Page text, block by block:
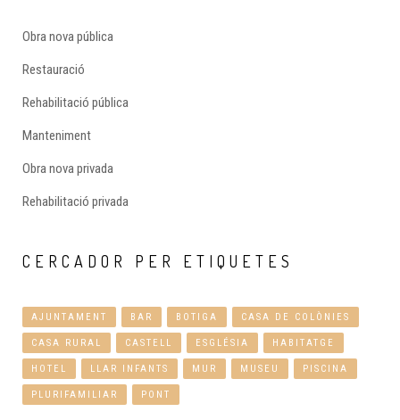
Obra nova pública
Restauració
Rehabilitació pública
Manteniment
Obra nova privada
Rehabilitació privada
CERCADOR PER ETIQUETES
AJUNTAMENT BAR BOTIGA CASA DE COLÒNIES
CASA RURAL CASTELL ESGLÉSIA HABITATGE
HOTEL LLAR INFANTS MUR MUSEU PISCINA
PLURIFAMILIAR PONT